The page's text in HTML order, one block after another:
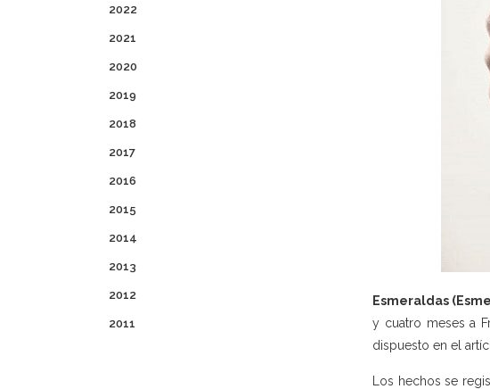
2022
2021
2020
2019
2018
2017
2016
2015
2014
2013
2012
2011
Esmeraldas
y cuatro meses a
dispuesto en el
Los hechos se